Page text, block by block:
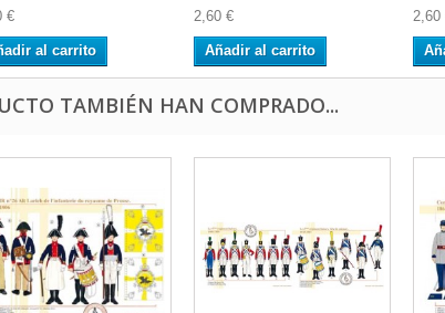
€
al carrito
2,60 €
Añadir al carrito
2,60
TAMBIÉN HAN COMPRADO...